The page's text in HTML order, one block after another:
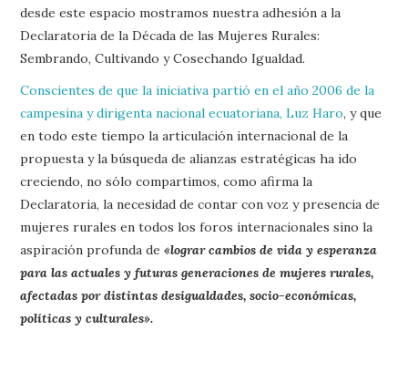
desde este espacio mostramos nuestra adhesión a la
Declaratoria de la Década de las Mujeres Rurales:
Sembrando, Cultivando y Cosechando Igualdad.
Conscientes de que la iniciativa partió en el año 2006 de la
campesina y dirigenta nacional ecuatoriana, Luz Haro, y que
en todo este tiempo la articulación internacional de la
propuesta y la búsqueda de alianzas estratégicas ha ido
creciendo, no sólo compartimos, como afirma la
Declaratoria, la necesidad de contar con voz y presencia de
mujeres rurales en todos los foros internacionales sino la
aspiración profunda de«lograr cambios de vida y esperanza
para las actuales y futuras generaciones de mujeres rurales,
afectadas por distintas desigualdades, socio-económicas,
políticas y culturales».